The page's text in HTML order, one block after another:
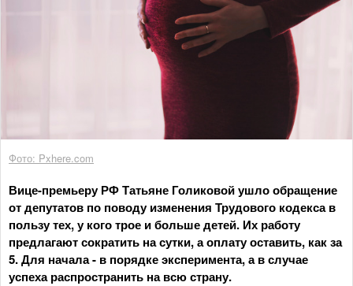
Фото: Pxhere.com
Вице-премьеру РФ Татьяне Голиковой ушло обращение
от депутатов по поводу изменения Трудового кодекса в
пользу тех, у кого трое и больше детей. Их работу
предлагают сократить на сутки, а оплату оставить, как за
5. Для начала - в порядке эксперимента, а в случае
успеха распространить на всю страну.